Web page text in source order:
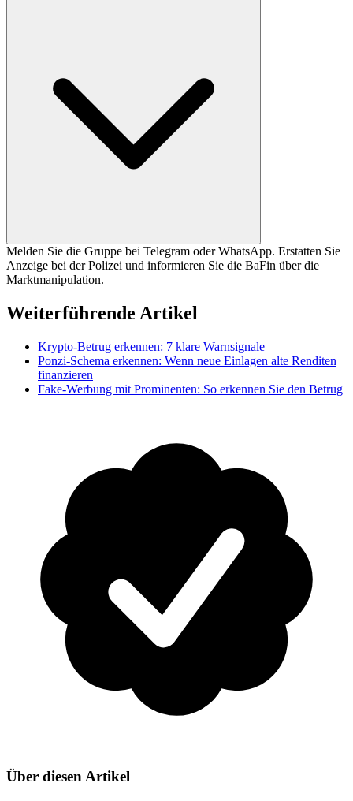
Melden Sie die Gruppe bei Telegram oder WhatsApp. Erstatten Sie
Anzeige bei der Polizei und informieren Sie die BaFin über die
Marktmanipulation.
Weiterführende Artikel
Krypto-Betrug erkennen: 7 klare Warnsignale
Ponzi-Schema erkennen: Wenn neue Einlagen alte Renditen
finanzieren
Fake-Werbung mit Prominenten: So erkennen Sie den Betrug
Über diesen Artikel